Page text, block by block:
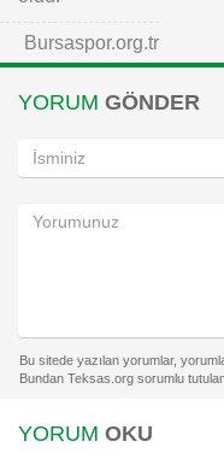
Bursaspor.org.tr
YORUM GÖNDER
YORUM OKU